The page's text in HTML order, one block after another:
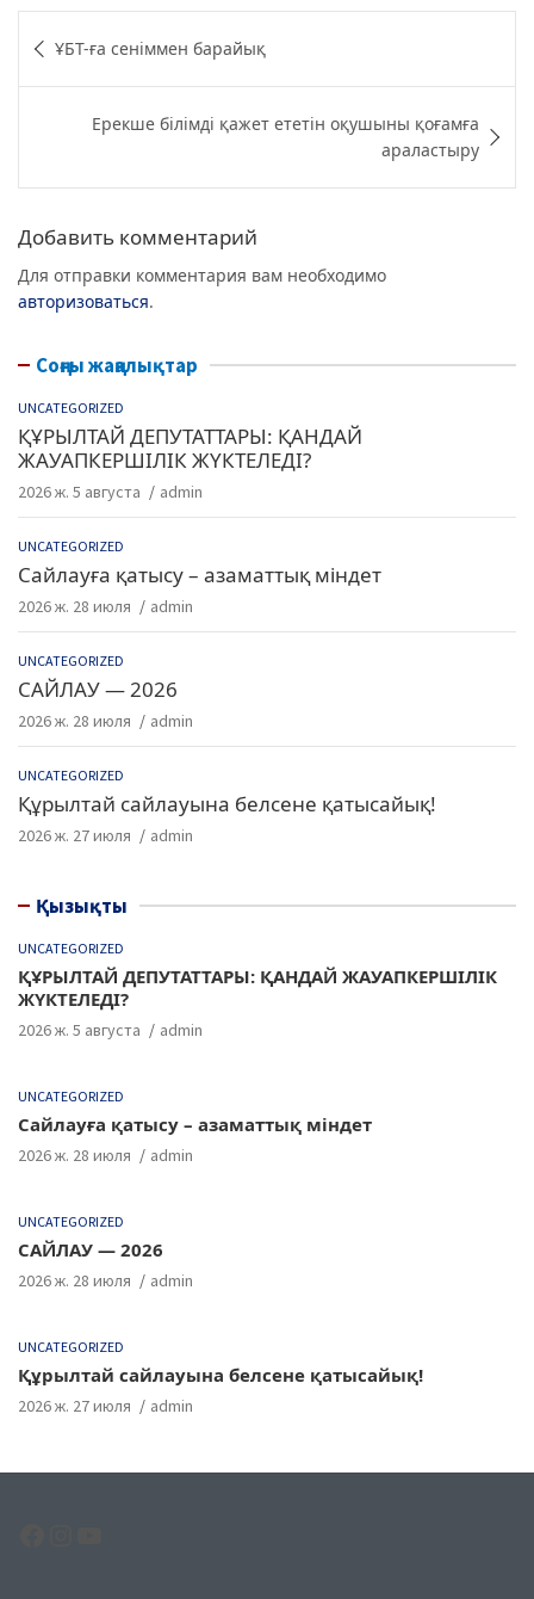
c
e
b
o
itt
er
e
g
ra
m
at
s
A
p
p
по ҰБТ-ға сеніммен барайық
Ерекше білімді қажет ететін оқушыны қоғамға
араластыру
Добавить комментарий
Для отправки комментария вам необходимо
авторизоваться.
Соңғы жаңалықтар
UNCATEGORIZED
ҚҰРЫЛТАЙ ДЕПУТАТТАРЫ: ҚАНДАЙ
ЖАУАПКЕРШІЛІК ЖҮКТЕЛЕДІ?
2026 ж. 5 августа admin
UNCATEGORIZED
Сайлауға қатысу – азаматтық міндет
2026 ж. 28 июля admin
UNCATEGORIZED
САЙЛАУ — 2026
2026 ж. 28 июля admin
UNCATEGORIZED
Құрылтай сайлауына белсене қатысайық!
2026 ж. 27 июля admin
Қызықты
UNCATEGORIZED
ҚҰРЫЛТАЙ ДЕПУТАТТАРЫ: ҚАНДАЙ ЖАУАПКЕРШІЛІК
ЖҮКТЕЛЕДІ?
2026 ж. 5 августа admin
UNCATEGORIZED
Сайлауға қатысу – азаматтық міндет
2026 ж. 28 июля admin
UNCATEGORIZED
САЙЛАУ — 2026
2026 ж. 28 июля admin
UNCATEGORIZED
Құрылтай сайлауына белсене қатысайық!
2026 ж. 27 июля admin